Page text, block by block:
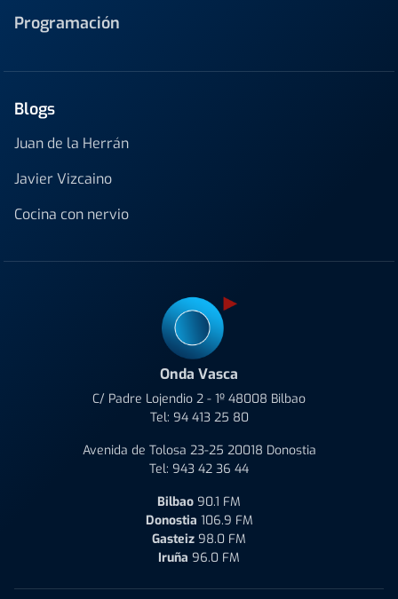
Programación
Blogs
Juan de la Herrán
Javier Vizcaino
Cocina con nervio
Onda Vasca
C/ Padre Lojendio 2 - 1º 48008 Bilbao
Tel: 94 413 25 80
Avenida de Tolosa 23-25 20018 Donostia
Tel: 943 42 36 44
Bilbao 90.1 FM
Donostia 106.9 FM
Gasteiz 98.0 FM
Iruña 96.0 FM